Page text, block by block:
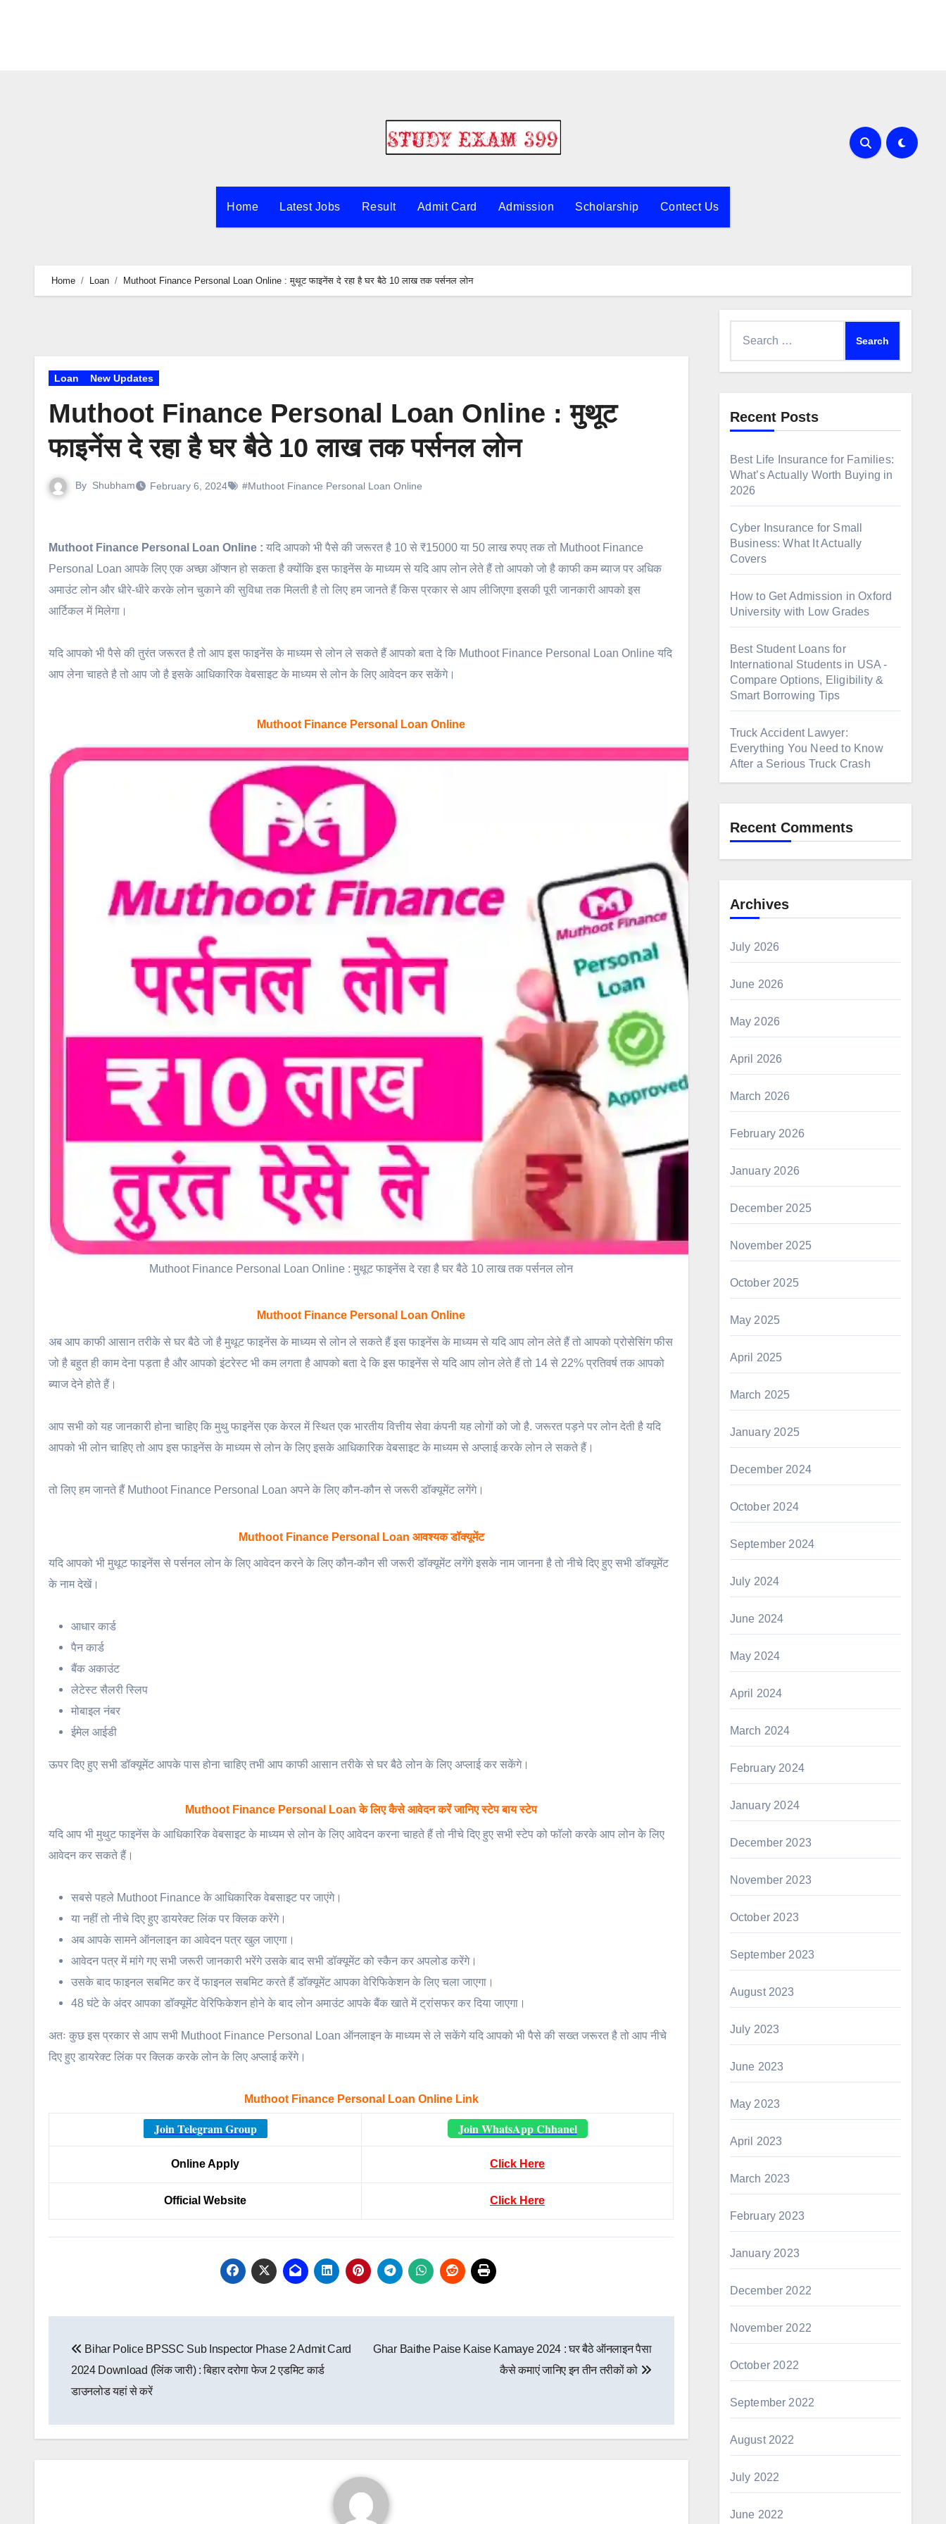
Home Latest Jobs Result Admit Card Admission Scholarship Contect Us
Home Loan Muthoot Finance Personal Loan Online : मुथूट फाइनेंस दे रहा है घर बैठे 10 लाख तक पर्सनल लोन
Loan New Updates
Muthoot Finance Personal Loan Online : मुथूट
फाइनेंस दे रहा है घर बैठे 10 लाख तक पर्सनल लोन
By Shubham February 6, 2024 #Muthoot Finance Personal Loan Online
Muthoot Finance Personal Loan Online : यदि आपको भी पैसे की जरूरत है 10 से ₹15000 या 50 लाख रुपए तक तो Muthoot Finance
Personal Loan आपके लिए एक अच्छा ऑप्शन हो सकता है क्योंकि इस फाइनेंस के माध्यम से यदि आप लोन लेते हैं तो आपको जो है काफी कम ब्याज पर अधिक
अमाउंट लोन और धीरे-धीरे करके लोन चुकाने की सुविधा तक मिलती है तो लिए हम जानते हैं किस प्रकार से आप लीजिएगा इसकी पूरी जानकारी आपको इस
आर्टिकल में मिलेगा।
यदि आपको भी पैसे की तुरंत जरूरत है तो आप इस फाइनेंस के माध्यम से लोन ले सकते हैं आपको बता दे कि Muthoot Finance Personal Loan Online यदि
आप लेना चाहते है तो आप जो है इसके आधिकारिक वेबसाइट के माध्यम से लोन के लिए आवेदन कर सकेंगे।
Muthoot Finance Personal Loan Online
Muthoot Finance Personal Loan Online : मुथूट फाइनेंस दे रहा है घर बैठे 10 लाख तक पर्सनल लोन
Muthoot Finance Personal Loan Online
अब आप काफी आसान तरीके से घर बैठे जो है मुथूट फाइनेंस के माध्यम से लोन ले सकते हैं इस फाइनेंस के माध्यम से यदि आप लोन लेते हैं तो आपको प्रोसेसिंग फीस
जो है बहुत ही काम देना पड़ता है और आपको इंटरेस्ट भी कम लगता है आपको बता दे कि इस फाइनेंस से यदि आप लोन लेते हैं तो 14 से 22% प्रतिवर्ष तक आपको
ब्याज देने होते हैं।
आप सभी को यह जानकारी होना चाहिए कि मुथु फाइनेंस एक केरल में स्थित एक भारतीय वित्तीय सेवा कंपनी यह लोगों को जो है. जरूरत पड़ने पर लोन देती है यदि
आपको भी लोन चाहिए तो आप इस फाइनेंस के माध्यम से लोन के लिए इसके आधिकारिक वेबसाइट के माध्यम से अप्लाई करके लोन ले सकते हैं।
तो लिए हम जानते हैं Muthoot Finance Personal Loan अपने के लिए कौन-कौन से जरूरी डॉक्यूमेंट लगेंगे।
Muthoot Finance Personal Loan आवश्यक डॉक्यूमेंट
यदि आपको भी मुथूट फाइनेंस से पर्सनल लोन के लिए आवेदन करने के लिए कौन-कौन सी जरूरी डॉक्यूमेंट लगेंगे इसके नाम जानना है तो नीचे दिए हुए सभी डॉक्यूमेंट
के नाम देखें।
आधार कार्ड
पैन कार्ड
बैंक अकाउंट
लेटेस्ट सैलरी स्लिप
मोबाइल नंबर
ईमेल आईडी
ऊपर दिए हुए सभी डॉक्यूमेंट आपके पास होना चाहिए तभी आप काफी आसान तरीके से घर बैठे लोन के लिए अप्लाई कर सकेंगे।
Muthoot Finance Personal Loan के लिए कैसे आवेदन करें जानिए स्टेप बाय स्टेप
यदि आप भी मुथुट फाइनेंस के आधिकारिक वेबसाइट के माध्यम से लोन के लिए आवेदन करना चाहते हैं तो नीचे दिए हुए सभी स्टेप को फॉलो करके आप लोन के लिए
आवेदन कर सकते हैं।
सबसे पहले Muthoot Finance के आधिकारिक वेबसाइट पर जाएंगे।
या नहीं तो नीचे दिए हुए डायरेक्ट लिंक पर क्लिक करेंगे।
अब आपके सामने ऑनलाइन का आवेदन पत्र खुल जाएगा।
आवेदन पत्र में मांगे गए सभी जरूरी जानकारी भरेंगे उसके बाद सभी डॉक्यूमेंट को स्कैन कर अपलोड करेंगे।
उसके बाद फाइनल सबमिट कर दें फाइनल सबमिट करते हैं डॉक्यूमेंट आपका वेरिफिकेशन के लिए चला जाएगा।
48 घंटे के अंदर आपका डॉक्यूमेंट वेरिफिकेशन होने के बाद लोन अमाउंट आपके बैंक खाते में ट्रांसफर कर दिया जाएगा।
अतः कुछ इस प्रकार से आप सभी Muthoot Finance Personal Loan ऑनलाइन के माध्यम से ले सकेंगे यदि आपको भी पैसे की सख्त जरूरत है तो आप नीचे
दिए हुए डायरेक्ट लिंक पर क्लिक करके लोन के लिए अप्लाई करेंगे।
Muthoot Finance Personal Loan Online Link
Join Telegram Group Join WhatsApp Chhanel
Online Apply Click Here
Official Website Click Here
navigation
Bihar Police BPSSC Sub Inspector Phase 2 Admit Card
2024 Download (लिंक जारी) : बिहार दरोगा फेज 2 एडमिट कार्ड
डाउनलोड यहां से करें
Ghar Baithe Paise Kaise Kamaye 2024 : घर बैठे ऑनलाइन पैसा
कैसे कमाएं जानिए इन तीन तरीकों को
Recent Posts
Best Life Insurance for Families:
What’s Actually Worth Buying in
2026
Cyber Insurance for Small
Business: What It Actually
Covers
How to Get Admission in Oxford
University with Low Grades
Best Student Loans for
International Students in USA -
Compare Options, Eligibility &
Smart Borrowing Tips
Truck Accident Lawyer:
Everything You Need to Know
After a Serious Truck Crash
Recent Comments
Archives
July 2026
June 2026
May 2026
April 2026
March 2026
February 2026
January 2026
December 2025
November 2025
October 2025
May 2025
April 2025
March 2025
January 2025
December 2024
October 2024
September 2024
July 2024
June 2024
May 2024
April 2024
March 2024
February 2024
January 2024
December 2023
November 2023
October 2023
September 2023
August 2023
July 2023
June 2023
May 2023
April 2023
March 2023
February 2023
January 2023
December 2022
November 2022
October 2022
September 2022
August 2022
July 2022
June 2022